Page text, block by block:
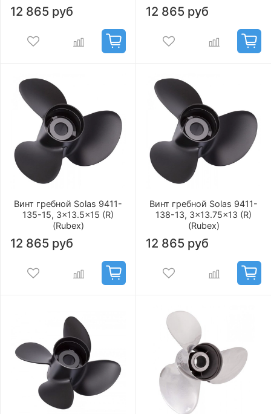
12 865 руб 12 865 руб
Винт гребной Solas 9411-
135-15, 3x13.5x15 (R)
(Rubex)
12 865 руб
Винт гребной Solas 9411-
138-13, 3x13.75x13 (R)
(Rubex)
12 865 руб